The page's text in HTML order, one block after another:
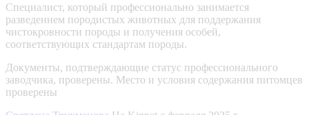
Специалист, который профессионально занимается
разведением породистых животных для поддержания
чистокровности породы и получения особей,
соответствующих стандартам породы.
Документы, подтверждающие статус профессионального
заводчика, проверены. Место и условия содержания питомцев
проверены